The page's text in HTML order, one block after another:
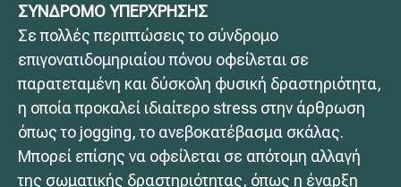
ΣΥΝΔΡΟΜΟ ΥΠΕΡΧΡΗΣΗΣ
Σε πολλές περιπτώσεις το σύνδρομο
επιγονατιδομηριαίου πόνου οφείλεται σε
παρατεταμένη και δύσκολη φυσική δραστηριότητα,
η οποία προκαλεί ιδιαίτερο stress στην άρθρωση
όπως το jogging, το ανεβοκατέβασμα σκάλας.
Μπορεί επίσης να οφείλεται σε απότομη αλλαγή
της σωματικής δραστηριότητας, όπως η έναρξη